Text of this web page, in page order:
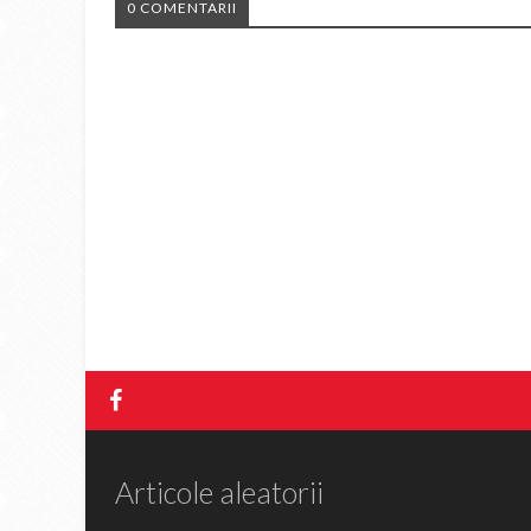
0 COMENTARII
Articole aleatorii